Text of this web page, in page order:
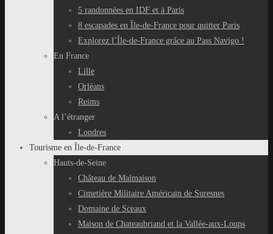
5 randonnées en IDF et à Paris
8 escapades en Île-de-France pour quitter Paris
Explorez l’Île-de-France grâce au Pass Navigo !
En France
Lille
Orléans
Reims
A l’étranger
Londres
Tourisme en Île-de-France
Hauts-de-Seine
Château de Malmaison
Cimetière Militaire Américain de Suresnes
Domaine de Sceaux
Maison de Chateaubriand et la Vallée-aux-Loups